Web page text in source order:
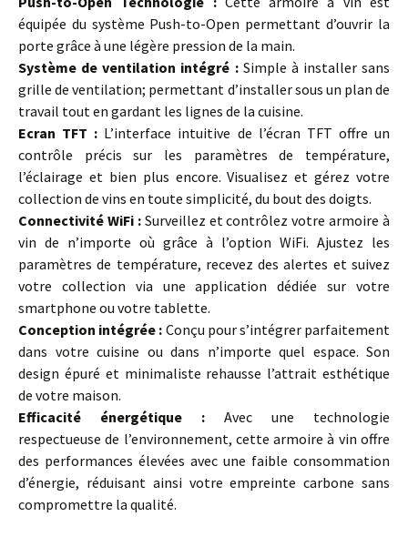
équipée du système Push-to-Open permettant d’ouvrir la
porte grâce à une légère pression de la main.
Système de ventilation intégré : Simple à installer sans
grille de ventilation; permettant d’installer sous un plan de
travail tout en gardant les lignes de la cuisine.
Ecran TFT : L’interface intuitive de l’écran TFT offre un
contrôle précis sur les paramètres de température,
l’éclairage et bien plus encore. Visualisez et gérez votre
collection de vins en toute simplicité, du bout des doigts.
Connectivité WiFi : Surveillez et contrôlez votre armoire à
vin de n’importe où grâce à l’option WiFi. Ajustez les
paramètres de température, recevez des alertes et suivez
votre collection via une application dédiée sur votre
smartphone ou votre tablette.
Conception intégrée : Conçu pour s’intégrer parfaitement
dans votre cuisine ou dans n’importe quel espace. Son
design épuré et minimaliste rehausse l’attrait esthétique
de votre maison.
Efficacité énergétique : Avec une technologie
respectueuse de l’environnement, cette armoire à vin offre
des performances élevées avec une faible consommation
d’énergie, réduisant ainsi votre empreinte carbone sans
compromettre la qualité.